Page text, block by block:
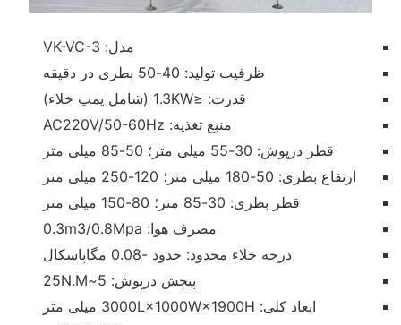
مدل: VK-VC-3
ظرفیت تولید: 40-50 بطری در دقیقه
قدرت: ≤1.3KW (شامل پمپ خلاء)
منبع تغذیه: AC220V/50-60Hz
قطر درپوش: 30-55 میلی متر؛ 50-85 میلی متر
ارتفاع بطری: 50-180 میلی متر؛ 120-250 میلی متر
قطر بطری: 30-85 متر؛ 80-150 میلی متر
مصرف هوا: 0.3m3/0.8Mpa
درجه خلاء محدود: حدود -0.08 مگاپاسکال
پیچش درپوش: 5~25N.M
ابعاد کلی: 3000L×1000W×1900H میلی متر